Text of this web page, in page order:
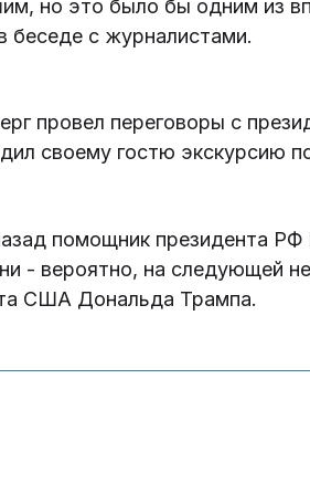
но это было бы одним из
беседе с журналистами.
провел переговоры с
своему гостю экскурсию
помощник президента
- вероятно, на следующей
США Дональда Трампа.